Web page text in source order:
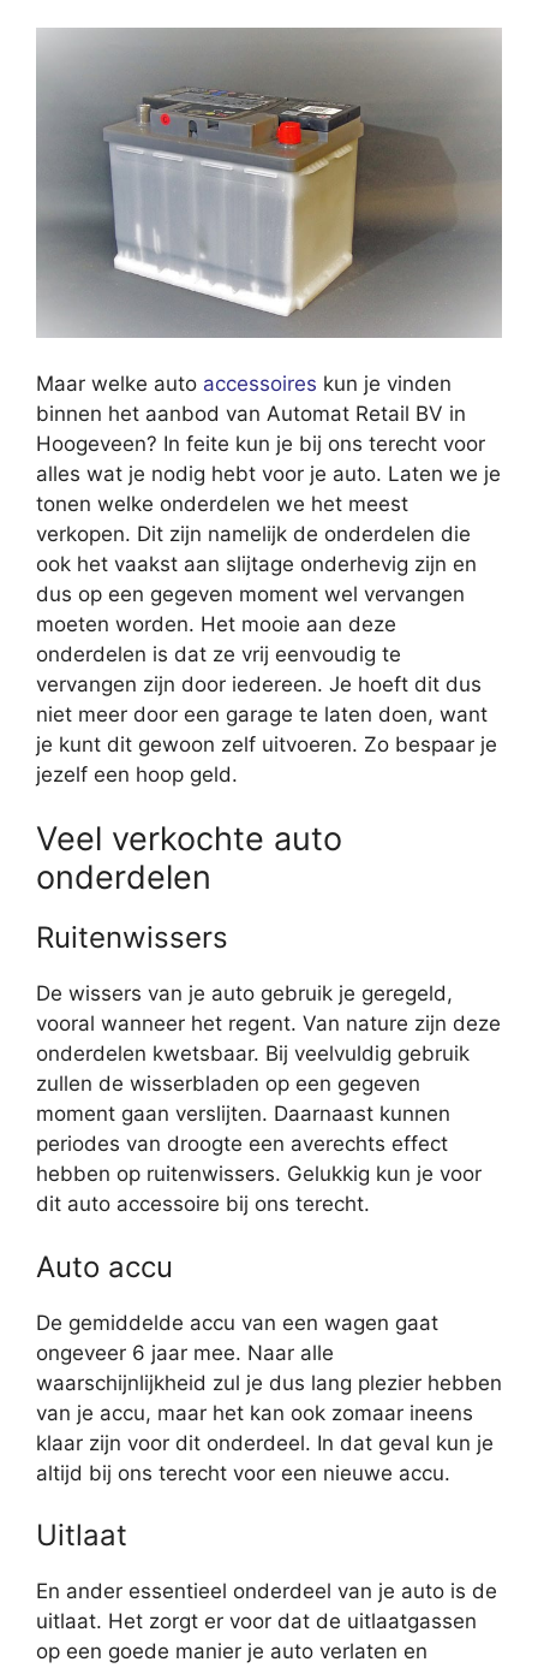
Maar welke auto accessoires kun je vinden
binnen het aanbod van Automat Retail BV in
Hoogeveen? In feite kun je bij ons terecht voor
alles wat je nodig hebt voor je auto. Laten we je
tonen welke onderdelen we het meest
verkopen. Dit zijn namelijk de onderdelen die
ook het vaakst aan slijtage onderhevig zijn en
dus op een gegeven moment wel vervangen
moeten worden. Het mooie aan deze
onderdelen is dat ze vrij eenvoudig te
vervangen zijn door iedereen. Je hoeft dit dus
niet meer door een garage te laten doen, want
je kunt dit gewoon zelf uitvoeren. Zo bespaar je
jezelf een hoop geld.
Veel verkochte auto
onderdelen
Ruitenwissers
De wissers van je auto gebruik je geregeld,
vooral wanneer het regent. Van nature zijn deze
onderdelen kwetsbaar. Bij veelvuldig gebruik
zullen de wisserbladen op een gegeven
moment gaan verslijten. Daarnaast kunnen
periodes van droogte een averechts effect
hebben op ruitenwissers. Gelukkig kun je voor
dit auto accessoire bij ons terecht.
Auto accu
De gemiddelde accu van een wagen gaat
ongeveer 6 jaar mee. Naar alle
waarschijnlijkheid zul je dus lang plezier hebben
van je accu, maar het kan ook zomaar ineens
klaar zijn voor dit onderdeel. In dat geval kun je
altijd bij ons terecht voor een nieuwe accu.
Uitlaat
En ander essentieel onderdeel van je auto is de
uitlaat. Het zorgt er voor dat de uitlaatgassen
op een goede manier je auto verlaten en